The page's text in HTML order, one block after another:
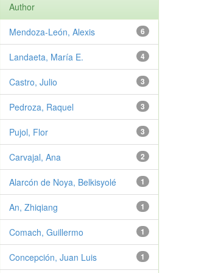
Author
6
Mendoza-León, Alexis
4
Landaeta, María E.
3
Castro, Julio
3
Pedroza, Raquel
3
Pujol, Flor
2
Carvajal, Ana
1
Alarcón de Noya, Belkisyolé
1
An, Zhiqiang
1
Comach, Guillermo
1
Concepción, Juan Luis